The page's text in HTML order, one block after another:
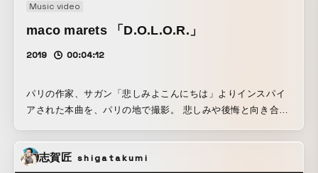
Music video
maco marets 「D.O.L.O.R.」
2019 00:04:12
パリの作家、サガン「悲しみよこんにちは」よりインスパイ
アされた本曲を、パリの地で撮影。 悲しみや後悔と向き合う
す。 私はこの曲からその悩みから逃げてしまうことも、泥く
さく向き合うこともまた人間らしさであり、そのむき出しの
志賀匠 shigatakumi